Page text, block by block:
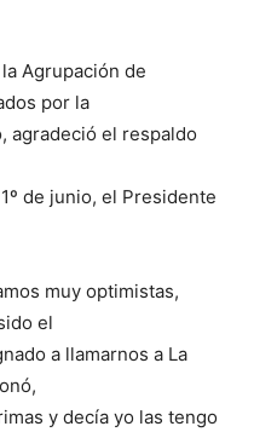
Agrupación de
por la
agradeció el respaldo
de junio, el Presidente
muy optimistas,
el
a llamarnos a La
y decía yo las tengo